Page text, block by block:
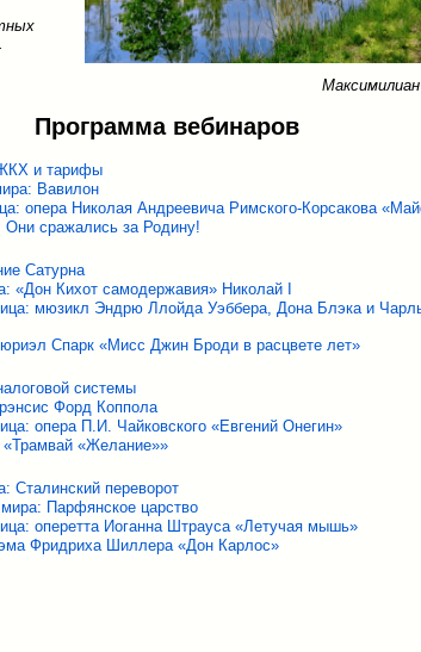
Программа вебинаров
и тарифы
Вавилон
опера Николая Андреевича Римского-Корсакова
Они сражались за Родину!
Сатурна
«Дон Кихот самодержавия» Николай I
мюзикл Эндрю Ллойда Уэббера, Дона Блэка и
Спарк «Мисс Джин Броди в расцвете лет»
системы
Форд Коппола
опера П.И. Чайковского «Евгений Онегин»
«Желание»»
Сталинский переворот
Парфянское царство
оперетта Иоганна Штрауса «Летучая мышь»
Фридриха Шиллера «Дон Карлос»